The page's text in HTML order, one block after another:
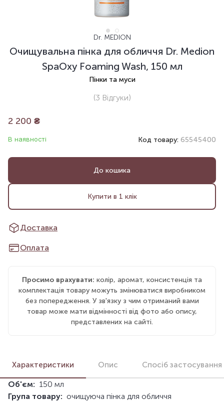
Dr. MEDION
Очищувальна пінка для обличчя Dr. Medion
SpaOxy Foaming Wash, 150 мл
Пінки та муси
(3 Відгуки)
2 200 ₴
В наявності Код товару: 65545400
До кошика
Купити в 1 клік
Доставка
Оплата
Просимо врахувати: колір, аромат, консистенція та
комплектація товару можуть змінюватися виробником
без попередження. У зв'язку з чим отриманий вами
товар може мати відмінності від фото або опису,
представлених на сайті.
Характеристики Опис Спосіб застосування
Об'єм: 150 мл
Група товару: очищуюча пінка для обличчя